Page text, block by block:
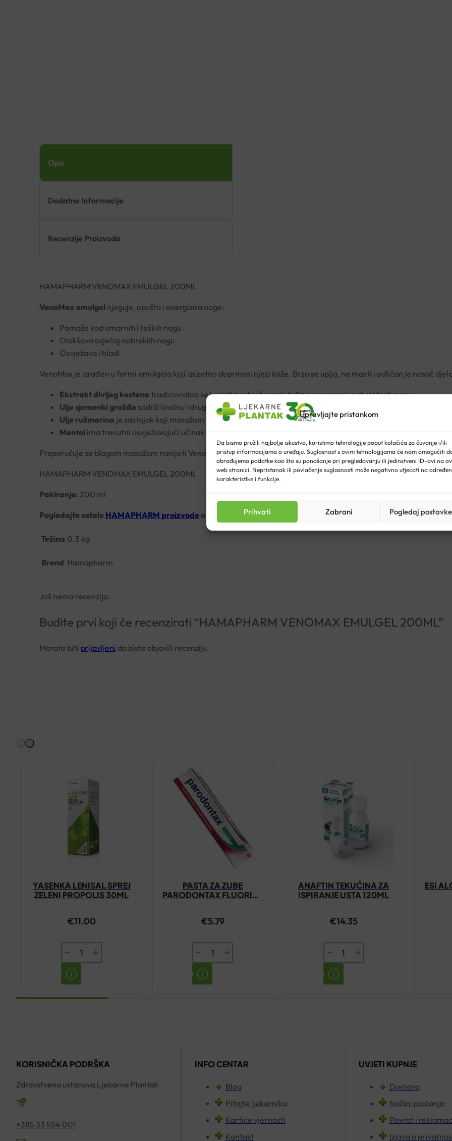
Upravljajte pristankom
Da bismo pružili najbolje iskustvo, koristimo tehnologije poput kolačića za čuvanje i/ili
pristup informacijama o uređaju. Suglasnost s ovim tehnologijama će nam omogućiti
obrađujemo podatke kao što su ponašanje pri pregledavanju ili jedinstveni ID-ovi na
web stranici. Nepristanak ili povlačenje suglasnosti može negativno utjecati na
karakteristike i funkcije.
Prihvati Zabrani Pogledaj postavke
Opis
Dodatne Informacije
Recenzije Proizvoda
HAMAPHARM VENOMAX EMULGEL 200ML
VenoMax emulgel njeguje, opušta i energizira noge:
Pomaže kod umornih i teških nogu
Olakšava osjećaj nabreklih nogu
Osvježava i hladi
VenoMax je izrađen u formi emulgela koji izuzetno doprinosi njezi kože. Brzo se upija, ne masti i odličan je nosač
Ekstrakt divljeg kestena tradicionalno se koristi za ublažavanju težine u nogama i nabreklosti nogu.
Ulje sjemenki grožđa sadrži linolnu i druge masne kiselne te snažne antioksidanse koji pomažu u zaštiti i
Ulje ružmarina je sastojak koji masažom potiče prokrvljenost kože i mikrocirkulaciju.
Mentol ima trenutni osvježavajući učinak te efektom hlađenja pomaže kod vrućih i nabreklih nogu.
Preporučuje se blagom masažom nanijeti VenoMax emulgel od stopala prema natkoljenici te ponoviti nekoliko puta
HAMAPHARM VENOMAX EMULGEL 200ML
Pakiranje: 200 ml
Pogledajte ostale HAMAPHARM proizvodeu našoj ponudi.
Težina 0.5 kg
Brend Hamapharm
Još nema recenzija.
Budite prvi koji će recenzirati “HAMAPHARM VENOMAX EMULGEL 200ML”
Morate biti prijavljeni da biste objavili recenziju.
YASENKA LENISAL SPREJ
ZELENI PROPOLIS 30ML
€11.00
YASENKA
LENISAL
SPREJ
ZELENI
PASTA ZA ZUBE
PARODONTAX FLUORIDE
€5.79
PASTA
ZA
ZUBE
ANAFTIN TEKUĆINA ZA
ISPIRANJE USTA 120ML
€14.35
ANAFTIN
TEKUĆINA
ZA
ESI
KORISNIČKA PODRŠKA
Zdravstvena ustanova Ljekarne Plantak
+385 33 554 001
INFO CENTAR
Blog
Pitajte ljekarnika
Kartice vjernosti
Kontakt
UVJETI KUPNJE
Dostava
Načini plaćanja
Povrat i
Izjava o